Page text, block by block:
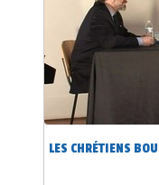
LES CHRÉTIENS